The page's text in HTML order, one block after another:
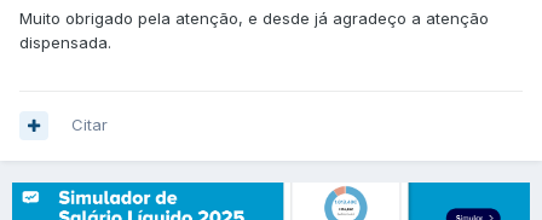
Muito obrigado pela atenção, e desde já agradeço a atenção
dispensada.
Citar